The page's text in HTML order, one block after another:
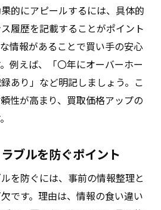
的にアピールするには、具体的
履歴を記載することがポイント
情報があることで買い手の安心
例えば、「〇年にオーバーホー
あり」など明記しましょう。こ
性が高まり、買取価格アップの
ブルを防ぐポイント
を防ぐには、事前の情報整理と
です。理由は、情報の食い違い